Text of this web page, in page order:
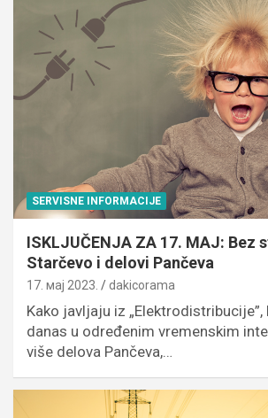
SERVISNE INFORMACIJE
ISKLJUČENJA ZA 17. MAJ: Bez
Starčevo i delovi Pančeva
17. мај 2023. dakicorama
Kako javljaju iz
danas u određenim vremenskim
više delova Pančeva,…